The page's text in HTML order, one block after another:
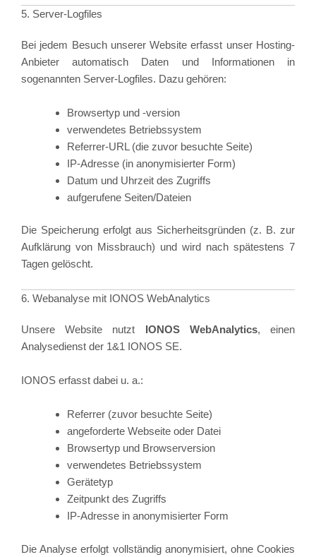
5. Server-Logfiles
Bei jedem Besuch unserer Website erfasst unser Hosting-
Anbieter automatisch Daten und Informationen in
sogenannten Server-Logfiles. Dazu gehören:
Browsertyp und -version
verwendetes Betriebssystem
Referrer-URL (die zuvor besuchte Seite)
IP-Adresse (in anonymisierter Form)
Datum und Uhrzeit des Zugriffs
aufgerufene Seiten/Dateien
Die Speicherung erfolgt aus Sicherheitsgründen (z. B. zur
Aufklärung von Missbrauch) und wird nach spätestens 7
Tagen gelöscht.
6. Webanalyse mit IONOS WebAnalytics
Unsere Website nutzt IONOS WebAnalytics, einen
Analysedienst der 1&1 IONOS SE.
IONOS erfasst dabei u. a.:
Referrer (zuvor besuchte Seite)
angeforderte Webseite oder Datei
Browsertyp und Browserversion
verwendetes Betriebssystem
Gerätetyp
Zeitpunkt des Zugriffs
IP-Adresse in anonymisierter Form
Die Analyse erfolgt vollständig anonymisiert, ohne Cookies